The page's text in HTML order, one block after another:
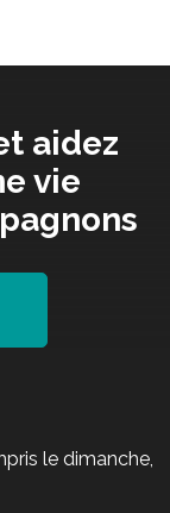
aidez
vie
le dimanche,